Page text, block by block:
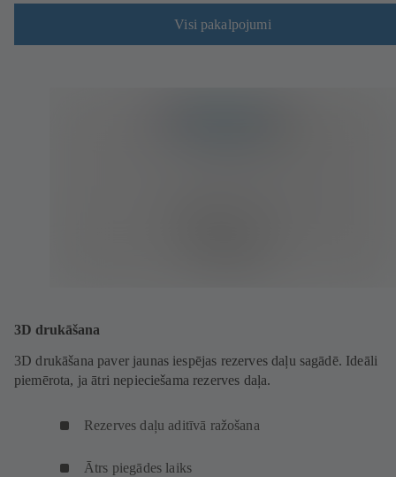
Visi pakalpojumi
3D drukāšana
3D drukāšana paver jaunas iespējas rezerves daļu sagādē. Ideāli
piemērota, ja ātri nepieciešama rezerves daļa.
Rezerves daļu aditīvā ražošana
Ātrs piegādes laiks